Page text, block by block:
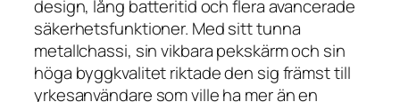
design, lång batteritid och flera avancerade
säkerhetsfunktioner. Med sitt tunna
metallchassi, sin vikbara pekskärm och sin
höga byggkvalitet riktade den sig främst till
yrkesanvändare som ville ha mer än en